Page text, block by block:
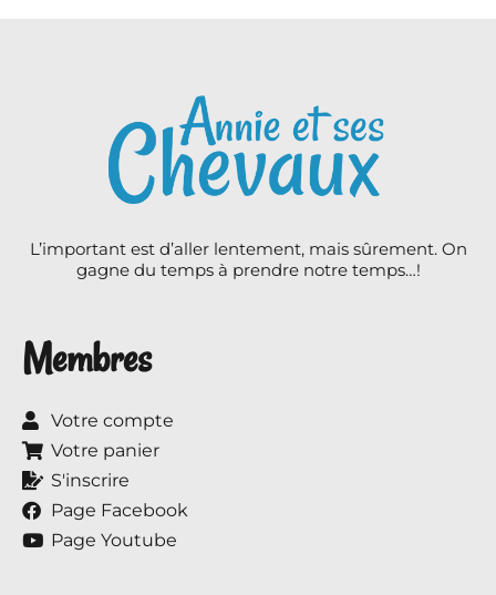
L’important est d’aller lentement, mais sûrement. On
gagne du temps à prendre notre temps…!
Membres
Votre compte
Votre panier
S'inscrire
Page Facebook
Page Youtube